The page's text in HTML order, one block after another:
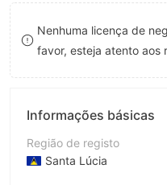
8
9
Nenhuma licença de
favor, esteja atento aos
Informações básicas
Região de registo
Santa Lúcia